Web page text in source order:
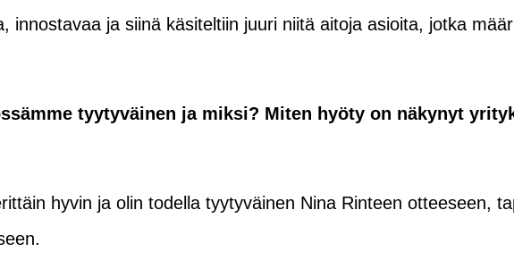
innostavaa ja siinä käsiteltiin juuri niitä aitoja asioita, jotka
tyytyväinen ja miksi? Miten hyöty on näkynyt
hyvin ja olin todella tyytyväinen Nina Rinteen otteeseen,